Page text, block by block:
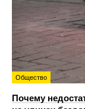
Общество
Почему